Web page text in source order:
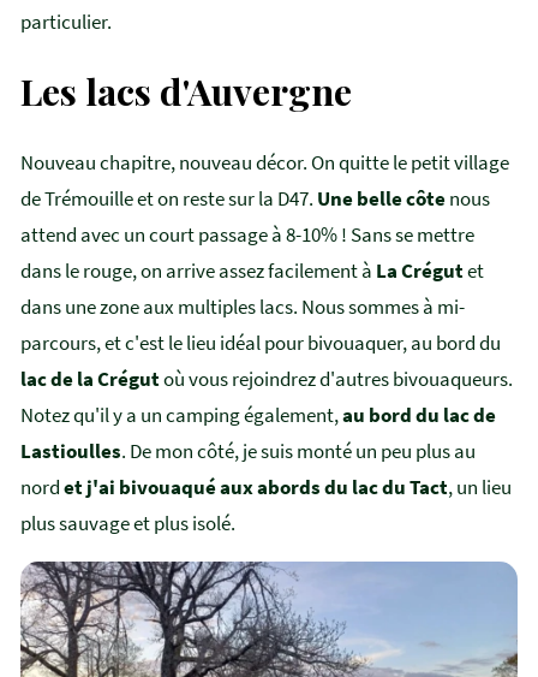
particulier.
Les lacs d'Auvergne
Nouveau chapitre, nouveau décor. On quitte le petit village
de Trémouille et on reste sur la D47. Une belle côtenous
attend avec un court passage à 8-10% ! Sans se mettre
dans le rouge, on arrive assez facilement à La Crégutet
dans une zone aux multiples lacs. Nous sommes à mi-
parcours, et c'est le lieu idéal pour bivouaquer, au bord du
lac de la Crégutoù vous rejoindrez d'autres bivouaqueurs.
Notez qu'il y a un camping également,au bord du lac de
Lastioulles. De mon côté, je suis monté un peu plus au
nordet j'ai bivouaqué aux abords du lac du Tact, un lieu
plus sauvage et plus isolé.